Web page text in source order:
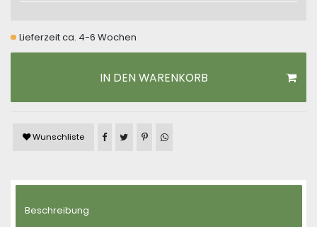
Lieferzeit ca. 4-6 Wochen
IN DEN WARENKORB
Wunschliste Artikel auf Facebook teilen
Artikel auf Twitter teilen
Artikel auf Pinterest teilen
Artikel auf WhatsApp teilen
Beschreibung